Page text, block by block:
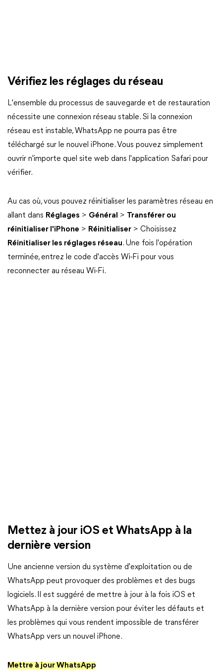
Vérifiez les réglages du réseau
L'ensemble du processus de sauvegarde et de restauration
nécessite une connexion réseau stable. Si la connexion
réseau est instable, WhatsApp ne pourra pas être
téléchargé sur le nouvel iPhone. Vous pouvez simplement
ouvrir n'importe quel site web dans l'application Safari pour
vérifier.
Au cas où, vous pouvez réinitialiser les paramètres réseau en
allant dans Réglages > Général > Transférer ou
réinitialiser l'iPhone > Réinitialiser > Choisissez
Réinitialiser les réglages réseau. Une fois l'opération
terminée, entrez le code d'accès Wi-Fi pour vous
reconnecter au réseau Wi-Fi.
Mettez à jour iOS et WhatsApp à la
dernière version
Une ancienne version du système d'exploitation ou de
WhatsApp peut provoquer des problèmes et des bugs
logiciels. Il est suggéré de mettre à jour à la fois iOS et
WhatsApp à la dernière version pour éviter les défauts et
les problèmes qui vous rendent impossible de transférer
WhatsApp vers un nouvel iPhone.
Mettre à jour WhatsApp